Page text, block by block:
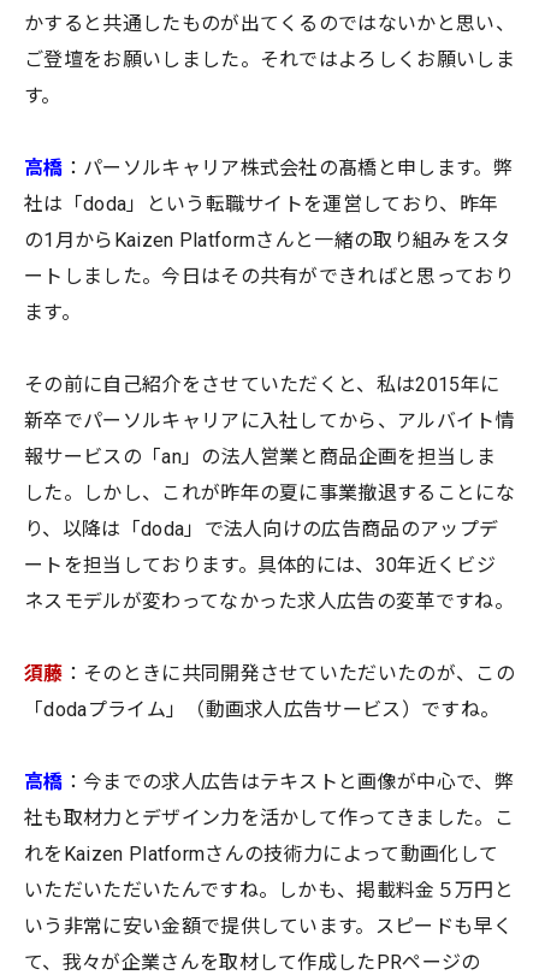
かすると共通したものが出てくるのではないかと思い、
ご登壇をお願いしました。それではよろしくお願いしま
す。
高橋 ：パーソルキャリア株式会社の髙橋と申します。弊
社は「doda」という転職サイトを運営しており、昨年
の1月からKaizen Platformさんと一緒の取り組みをスタ
ートしました。今日はその共有ができればと思っており
ます。
その前に自己紹介をさせていただくと、私は2015年に
新卒でパーソルキャリアに入社してから、アルバイト情
報サービスの「an」の法人営業と商品企画を担当しま
した。しかし、これが昨年の夏に事業撤退することにな
り、以降は「doda」で法人向けの広告商品のアップデ
ートを担当しております。具体的には、30年近くビジ
ネスモデルが変わってなかった求人広告の変革ですね。
須藤 ：そのときに共同開発させていただいたのが、この
「dodaプライム」（動画求人広告サービス）ですね。
高橋 ：今までの求人広告はテキストと画像が中心で、弊
社も取材力とデザイン力を活かして作ってきました。こ
れをKaizen Platformさんの技術力によって動画化して
いただいただいたんですね。しかも、掲載料金５万円と
いう非常に安い金額で提供しています。スピードも早く
て、我々が企業さんを取材して作成したPRページの